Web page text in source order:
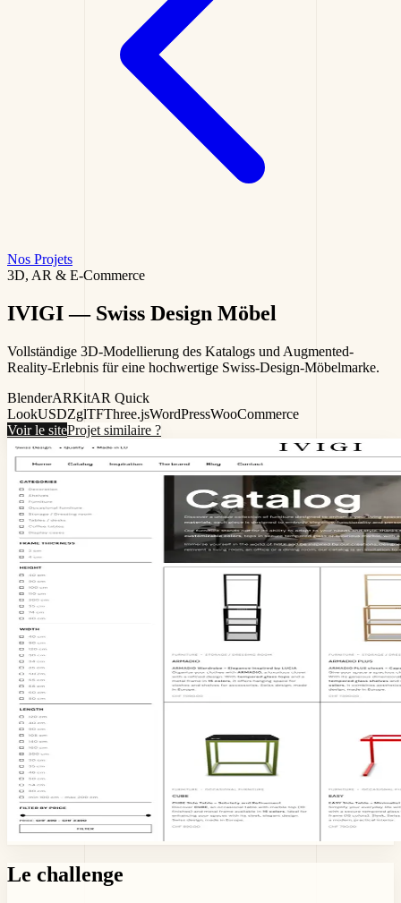
Nos Projets
3D, AR & E-Commerce
IVIGI— Swiss Design Möbel
Vollständige 3D-Modellierung des Katalogs und Augmented-
Reality-Erlebnis für eine hochwertige Swiss-Design-Möbelmarke.
BlenderARKitAR Quick
LookUSDZglTFThree.jsWordPressWooCommerce
Voir le siteProjet similaire ?
Le challenge